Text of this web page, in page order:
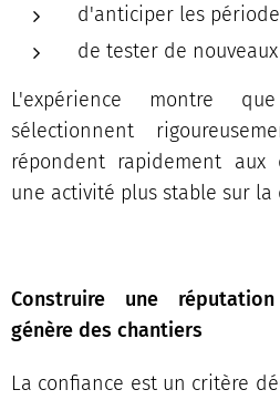
d'anticiper les
de tester de
L'expérience montre
sélectionnent
répondent rapidement aux
une activité plus stable sur la
Construire une
génère des chantiers
La confiance est un critère